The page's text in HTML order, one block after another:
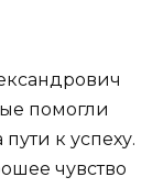
помогли
к успеху.
чувство